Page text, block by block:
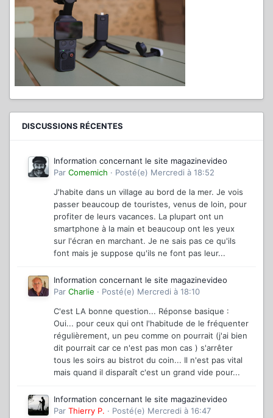
DISCUSSIONS RÉCENTES
Information concernant le site magazinevideo
Par Comemich · Posté(e) Mercredi à 18:52
J'habite dans un village au bord de la mer. Je vois
passer beaucoup de touristes, venus de loin, pour
profiter de leurs vacances. La plupart ont un
smartphone à la main et beaucoup ont les yeux
sur l'écran en marchant. Je ne sais pas ce qu'ils
font mais je suppose qu'ils ne font pas leur...
Information concernant le site magazinevideo
Par Charlie · Posté(e) Mercredi à 18:10
C'est LA bonne question... Réponse basique :
Oui... pour ceux qui ont l'habitude de le fréquenter
régulièrement, un peu comme on pourrait (j'ai bien
dit pourrait car ce n'est pas mon cas ) s'arrêter
tous les soirs au bistrot du coin... Il n'est pas vital
mais quand il disparaît c'est un grand vide pour...
Information concernant le site magazinevideo
Par Thierry P. · Posté(e) Mercredi à 16:47